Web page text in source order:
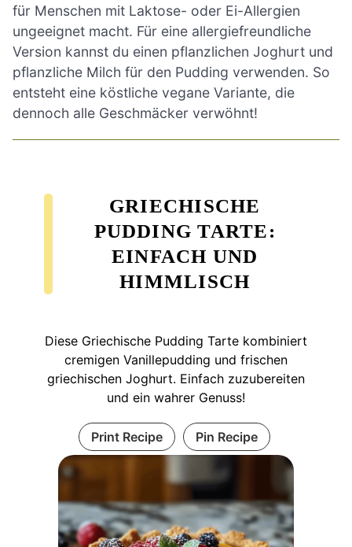
für Menschen mit Laktose- oder Ei-Allergien
ungeeignet macht. Für eine allergiefreundliche
Version kannst du einen pflanzlichen Joghurt und
pflanzliche Milch für den Pudding verwenden. So
entsteht eine köstliche vegane Variante, die
dennoch alle Geschmäcker verwöhnt!
GRIECHISCHE
PUDDING TARTE:
EINFACH UND
HIMMLISCH
Diese Griechische Pudding Tarte kombiniert
cremigen Vanillepudding und frischen
griechischen Joghurt. Einfach zuzubereiten
und ein wahrer Genuss!
Print Recipe Pin Recipe